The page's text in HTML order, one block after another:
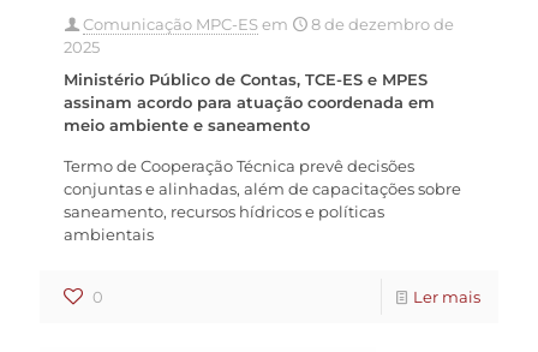
Comunicação MPC-ESem
8 de dezembro de
2025
Ministério Público de Contas, TCE-ES e MPES
assinam acordo para atuação coordenada em
meio ambiente e saneamento
Termo de Cooperação Técnica prevê decisões
conjuntas e alinhadas, além de capacitações sobre
saneamento, recursos hídricos e políticas
ambientais
0 Ler mais